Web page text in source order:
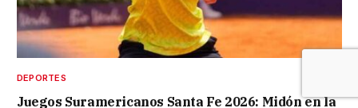
DEPORTES
Juegos Suramericanos Santa Fe 2026: Midón en la